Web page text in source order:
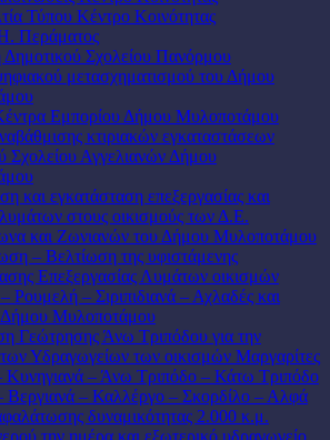
Τύπου Κέντρο Κοινότητας
Περάματος
Δημοτικού Σχολείου Πανόρμου
μετασχηματισμού του Δήμου
Εμπορίου Δήμου Μυλοποτάμου
κτιριακών εγκαταστάσεων
Σχολείου Αγγελιανών Δήμου
και εγκατάσταση επεξεργασίας και
στους οικισμούς των Δ.Ε.
και Ζωνιανών του Δήμου Μυλοποτάμου
– Βελτίωση της υφιστάμενης
Επεξεργασίας Λυμάτων οικισμών
Ρουμελή – Σιριπιδιανά – Αχλαδές και
Δήμου Μυλοποτάμου
Γεώτρησης Άνω Τριπόδου για την
Υδραγωγείων των οικισμών Μαργαρίτες
Κυνηγιανά – Άνω Τριπόδο – Κάτω Τριπόδο
Βεργιανά – Καλλέργο – Σκορδίλο – Αλφά
δυναμικότητας 2.000 κ.μ.
την ημέρα και εξωτερικό υδραγωγείο